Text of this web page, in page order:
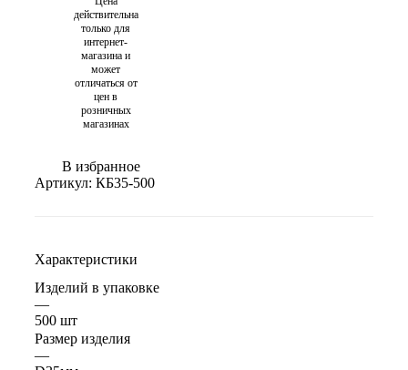
действительна
только для
интернет-
магазина и
может
отличаться от
цен в
розничных
магазинах
В избранное
Артикул: КБ35-500
Характеристики
Изделий в упаковке
—
500 шт
Размер изделия
—